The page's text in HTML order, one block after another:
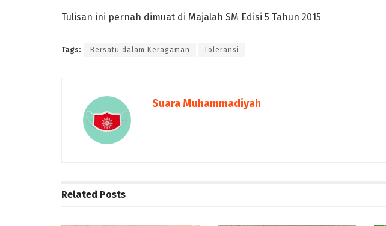
Tulisan ini pernah dimuat di Majalah SM Edisi 5 Tahun 2015
Tags: Bersatu dalam Keragaman Toleransi
Suara Muhammadiyah
Related Posts